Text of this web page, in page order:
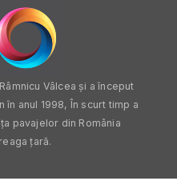
Vâlcea și a început
anul 1998, În scurt timp a
pavajelor din România
țară.